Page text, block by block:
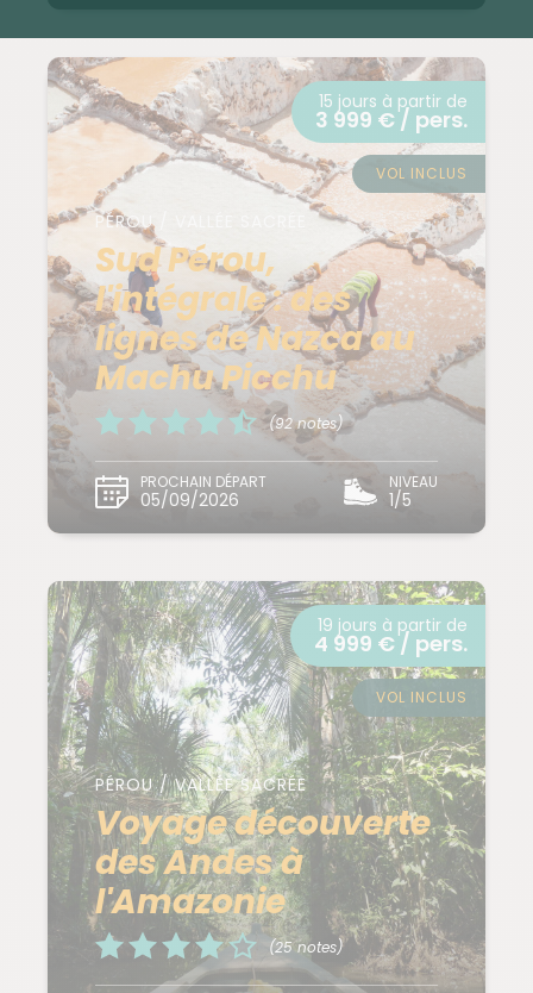
PÉROU / VALLÉE SACRÉE
Sud Pérou,
l'intégrale : des
lignes de Nazca au
Machu Picchu
(92 notes)
PROCHAIN DÉPART
05/09/2026
NIVEAU
1/5
15 jours à partir de
3 999 € / pers.
VOL INCLUS
PÉROU / VALLÉE SACRÉE
Voyage découverte
des Andes à
l'Amazonie
(25 notes)
19 jours à partir de
4 999 € / pers.
VOL INCLUS